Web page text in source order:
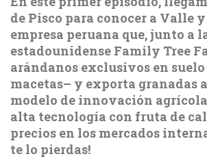
de Pisco para conocer a Valle
empresa peruana que, junto a
estadounidense Family Tree
arándanos exclusivos en
macetas– y exporta granadas
modelo de innovación
alta tecnología con fruta de
precios en los mercados
te lo pierdas!